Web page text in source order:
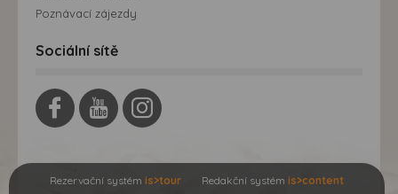
Poznávací zájezdy
Sociální sítě
Rezervační systém is>tour Redakční systém is>content